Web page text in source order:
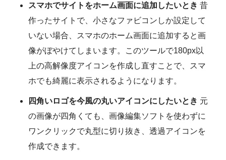
スマホでサイトをホーム画面に追加したいとき 昔
作ったサイトで、小さなファビコンしか設定して
いない場合、スマホのホーム画面に追加すると画
像がぼやけてしまいます。このツールで180px以
上の高解像度アイコンを作成し直すことで、スマ
ホでも綺麗に表示されるようになります。
四角いロゴを今風の丸いアイコンにしたいとき 元
の画像が四角くても、画像編集ソフトを使わずに
ワンクリックで丸型に切り抜き、透過アイコンを
作成できます。